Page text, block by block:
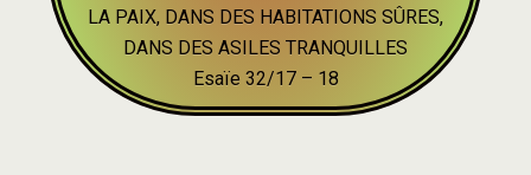
LA PAIX, DANS DES HABITATIONS SÛRES,
DANS DES ASILES TRANQUILLES
Esaïe 32/17 – 18